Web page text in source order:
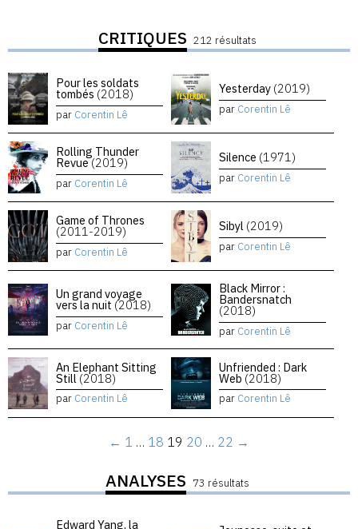
CRITIQUES 212 résultats
Pour les soldats
tombés (2018)
par Corentin Lê
Yesterday (2019)
par Corentin Lê
Rolling Thunder
Revue(2019)
par Corentin Lê
Silence (1971)
par Corentin Lê
Game of Thrones
(2011-2019)
par Corentin Lê
Sibyl (2019)
par Corentin Lê
Un grand voyage
vers la nuit (2018)
par Corentin Lê
Black Mirror :
Bandersnatch
(2018)
par Corentin Lê
An Elephant Sitting
Still (2018)
par Corentin Lê
Unfriended : Dark
Web (2018)
par Corentin Lê
← 1 … 18 19 20 … 22 →
ANALYSES 73 résultats
Edward Yang, la